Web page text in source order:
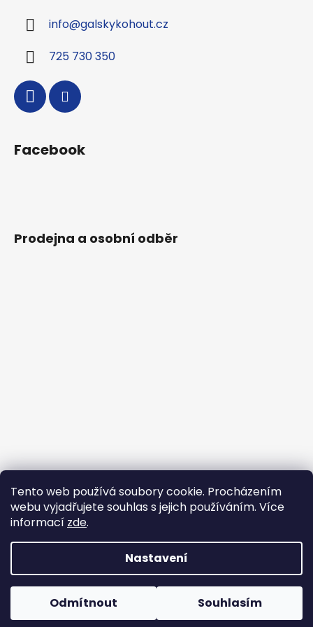
Tento web používá soubory cookie. Procházením
webu vyjadřujete souhlas s jejich používáním. Více
informací zde.
Nastavení
Odmítnout Souhlasím
info@galskykohout.cz
725 730 350
Facebook
Prodejna a osobní odběr
Vytvořil Shoptet
Galský kohout
vyhrazena.Upravit nastavení cookies
Obchodní podmínky
GDPR - Ochrana osobních